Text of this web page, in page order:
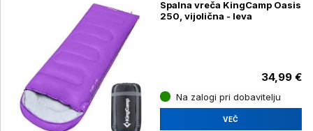
Spalna vreča KingCamp Oasis
250, vijolična - leva
34,99 €
Na zalogi pri dobavitelju
VEČ